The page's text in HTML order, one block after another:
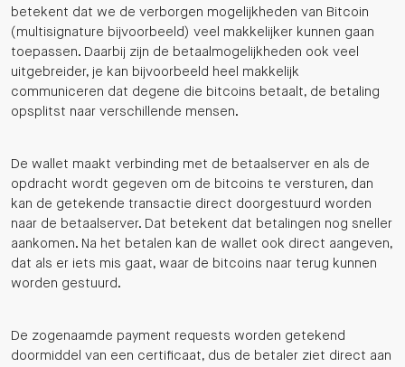
betekent dat we de verborgen mogelijkheden van Bitcoin
(multisignature bijvoorbeeld) veel makkelijker kunnen gaan
toepassen. Daarbij zijn de betaalmogelijkheden ook veel
uitgebreider, je kan bijvoorbeeld heel makkelijk
communiceren dat degene die bitcoins betaalt, de betaling
opsplitst naar verschillende mensen.
De wallet maakt verbinding met de betaalserver en als de
opdracht wordt gegeven om de bitcoins te versturen, dan
kan de getekende transactie direct doorgestuurd worden
naar de betaalserver. Dat betekent dat betalingen nog sneller
aankomen. Na het betalen kan de wallet ook direct aangeven,
dat als er iets mis gaat, waar de bitcoins naar terug kunnen
worden gestuurd.
De zogenaamde payment requests worden getekend
doormiddel van een certificaat, dus de betaler ziet direct aan